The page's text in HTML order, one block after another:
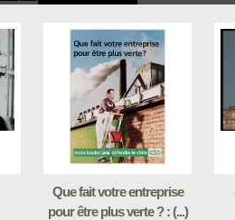
Que fait votre entreprise
pour être plus verte ? : (...)